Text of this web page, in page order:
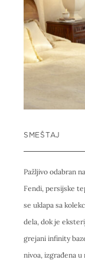
SMEŠTAJ
Pažljivo odabran
Fendi, persijske
se uklapa sa
dela, dok je
grejani infinity
nivoa, izgrađena